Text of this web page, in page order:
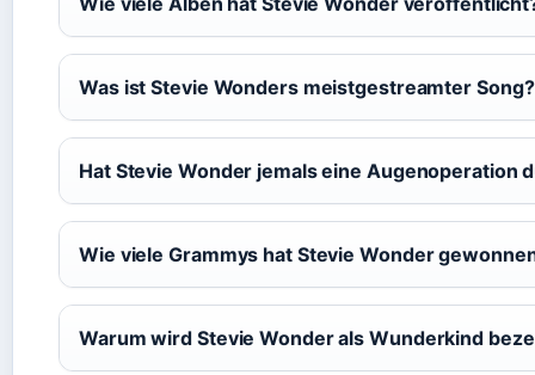
Was ist Stevie Wonders meistgestreamter Song?
Hat Stevie Wonder jemals eine Augenoperation
Wie viele Grammys hat Stevie Wonder
Warum wird Stevie Wonder als Wunderkind